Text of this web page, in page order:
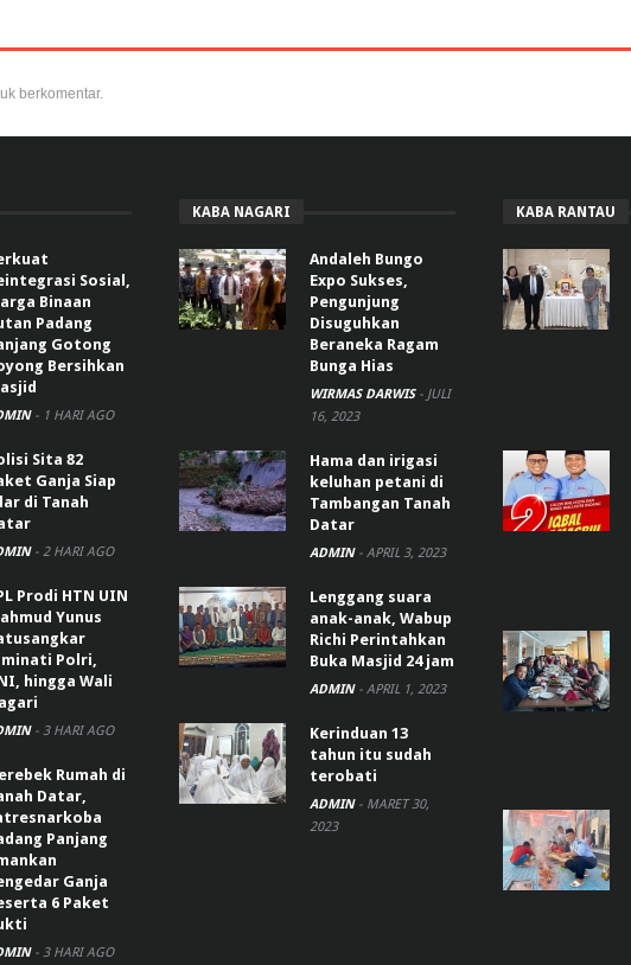
berkomentar.
Sosial,
Binaan
Padang
Gotong
Bersihkan
- 1 HARI AGO
Sita 82
Ganja Siap
di Tanah
- 2 HARI AGO
Prodi HTN UIN
Yunus
Polri,
hingga Wali
- 3 HARI AGO
Rumah di
Datar,
Panjang
Ganja
6 Paket
- 3 HARI AGO
KABA NAGARI
Andaleh Bungo
Expo Sukses,
Pengunjung
Disuguhkan
Beraneka Ragam
Bunga Hias
WIRMAS DARWIS - JULI
16, 2023
Hama dan irigasi
keluhan petani di
Tambangan Tanah
Datar
ADMIN - APRIL 3, 2023
Lenggang suara
anak-anak, Wabup
Richi Perintahkan
Buka Masjid 24 jam
ADMIN - APRIL 1, 2023
Kerinduan 13
tahun itu sudah
terobati
ADMIN - MARET 30,
2023
KABA RANTAU